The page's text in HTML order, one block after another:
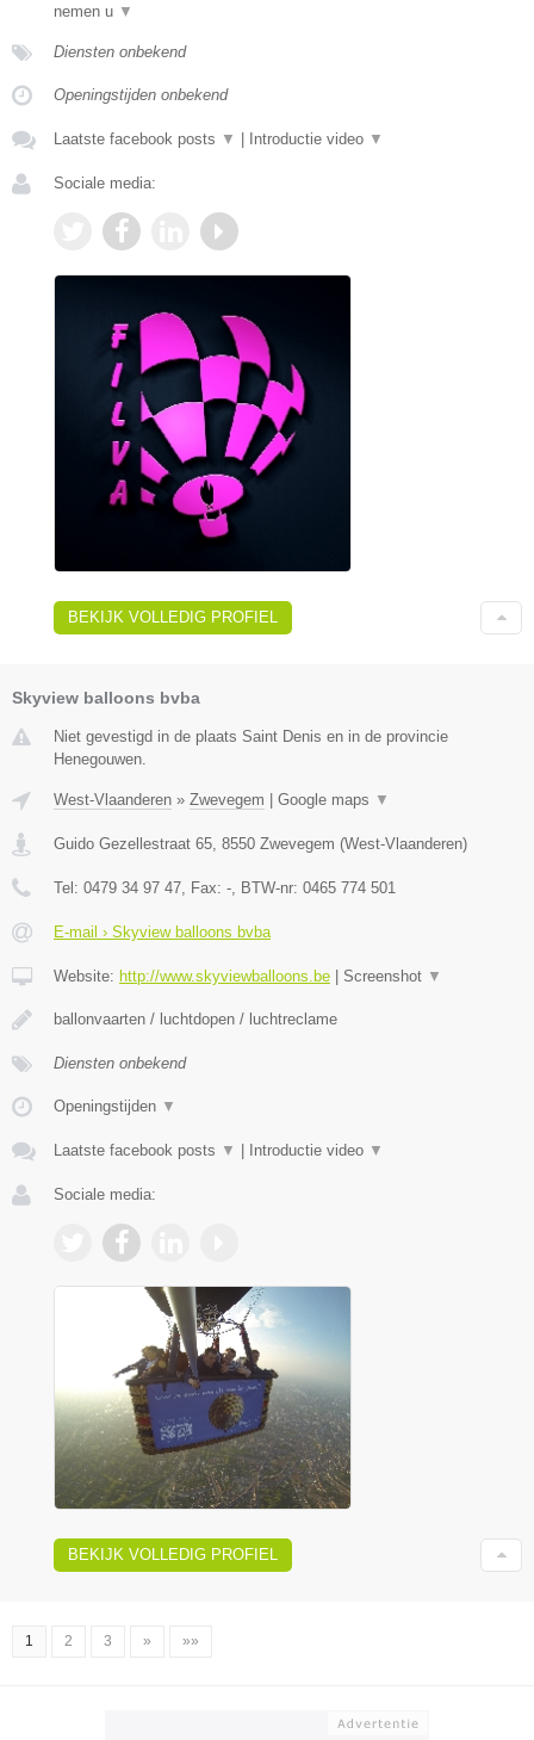
nemen u ▼
Diensten onbekend
Openingstijden onbekend
Laatste facebook posts ▼ Introductie video ▼
Sociale media:
BEKIJK VOLLEDIG PROFIEL
Skyview balloons bvba
Niet gevestigd in de plaats Saint Denis en in de provincie
Henegouwen.
West-Vlaanderen » Zwevegem Google maps ▼
Guido Gezellestraat 65, 8550 Zwevegem (West-Vlaanderen)
Tel: 0479 34 97 47, Fax: -, BTW-nr: 0465 774 501
E-mail › Skyview balloons bvba
Website: http://www.skyviewballoons.be Screenshot ▼
ballonvaarten / luchtdopen / luchtreclame
Diensten onbekend
Openingstijden ▼
Laatste facebook posts ▼ Introductie video ▼
Sociale media:
BEKIJK VOLLEDIG PROFIEL
1 2 3 » »»